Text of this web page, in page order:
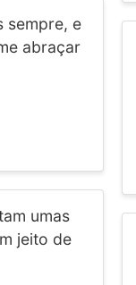
sempre, e
abraçar
umas
jeito de